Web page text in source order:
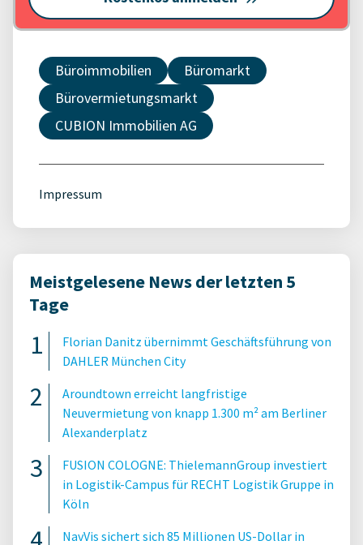
Büroimmobilien
Büromarkt
Bürovermietungsmarkt
CUBION Immobilien AG
Impressum
Meistgelesene News der letzten 5
Tage
Florian Danitz übernimmt Geschäftsführung von
DAHLER München City
Aroundtown erreicht langfristige
Neuvermietung von knapp 1.300 m² am Berliner
Alexanderplatz
FUSION COLOGNE: ThielemannGroup investiert
in Logistik-Campus für RECHT Logistik Gruppe in
Köln
NavVis sichert sich 85 Millionen US-Dollar in